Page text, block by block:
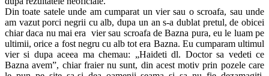
Din toate satele unde am cumparat un vier sau o scroafa, sau unde
am vazut porci negrii cu alb, dupa un an s-a dublat pretul, de obicei
chiar daca nu mai era vier sau scroafa de Bazna pura, eu le luam pe
ultimii, orice a fost negru cu alb tot era Bazna. Eu cumparam ultimul
vier si dupa aceea ma chemau: „Haideti dl. Doctor sa vedeti ce
Bazna avem”, chiar fraier nu sunt, din acest motiv prin pozele care